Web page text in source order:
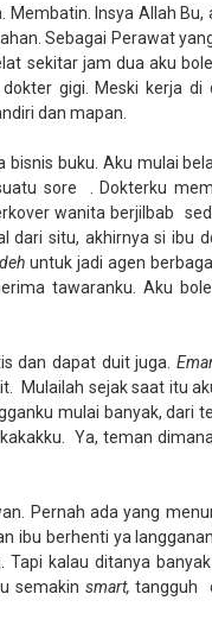
Insya Allah Bu,
Sebagai Perawat
sekitar jam dua aku
gigi. Meski kerja
dan mapan.
buku. Aku mulai
sore
. Dokterku
wanita berjilbab
dari situ, akhirnya si ibu
deh untuk jadi agen
tawaranku. Aku
dan dapat duit juga.
Mulailah sejak saat itu
mulai banyak, dari
Ya, teman
Pernah ada yang
ibu berhenti ya
Tapi kalau ditanya
semakin smart,tangguh